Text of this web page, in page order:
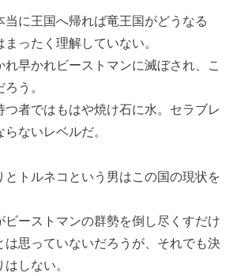
に王国へ帰れば竜王国がどうなる
ったく理解していない。
早かれビーストマンに滅ぼされ、こ
う。
者ではもはや焼け石に水。セラブレ
ないレベルだ。
トルネコという男はこの国の現状を
ーストマンの群勢を倒し尽くすだけ
は思っていないだろうが、それでも決
しない。